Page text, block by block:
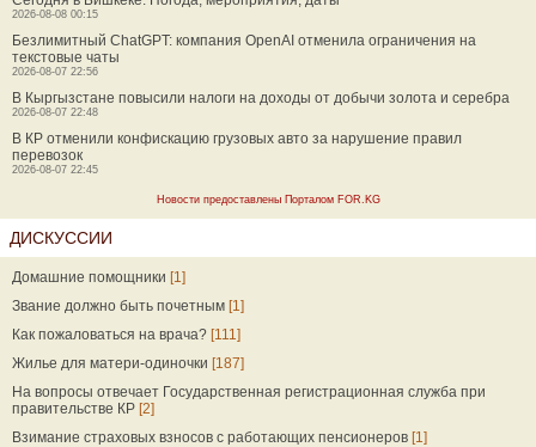
2026-08-08 00:15
Безлимитный ChatGPT: компания OpenAI отменила ограничения на
текстовые чаты
2026-08-07 22:56
В Кыргызстане повысили налоги на доходы от добычи золота и серебра
2026-08-07 22:48
В КР отменили конфискацию грузовых авто за нарушение правил
перевозок
2026-08-07 22:45
Новости предоставлены Порталом FOR.KG
ДИСКУССИИ
Домашние помощники [1]
Звание должно быть почетным [1]
Как пожаловаться на врача? [111]
Жилье для матери-одиночки [187]
На вопросы отвечает Государственная регистрационная служба при
правительстве КР [2]
Взимание страховых взносов с работающих пенсионеров [1]